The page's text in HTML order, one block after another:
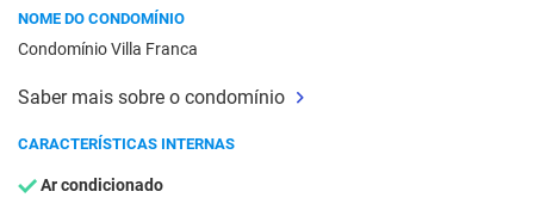
NOME DO CONDOMÍNIO
Condomínio Villa Franca
Saber mais sobre o condomínio
CARACTERÍSTICAS INTERNAS
Ar condicionado